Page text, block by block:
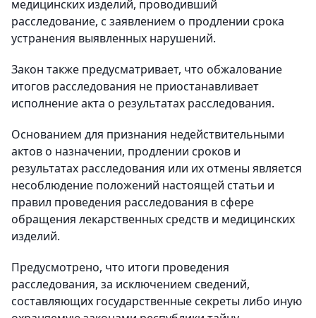
медицинских изделий, проводивший
расследование, с заявлением о продлении срока
устранения выявленных нарушений.
Закон также предусматривает, что обжалование
итогов расследования не приостанавливает
исполнение акта о результатах расследования.
Основанием для признания недействительными
актов о назначении, продлении сроков и
результатах расследования или их отмены является
несоблюдение положений настоящей статьи и
правил проведения расследования в сфере
обращения лекарственных средств и медицинских
изделий.
Предусмотрено, что итоги проведения
расследования, за исключением сведений,
составляющих государственные секреты либо иную